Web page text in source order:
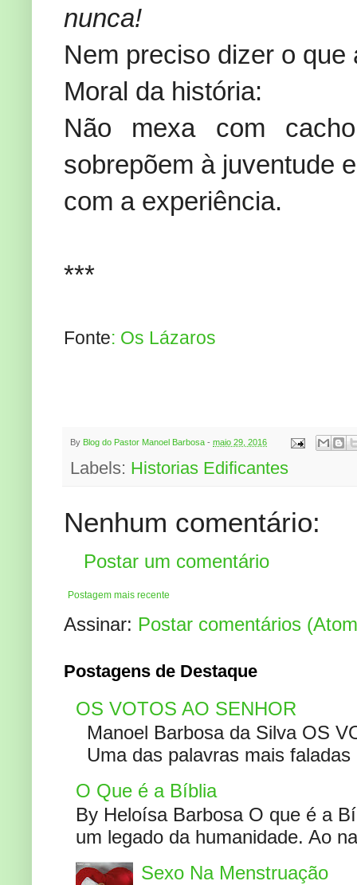
nunca!
Nem preciso dizer o
Moral da história:
Não mexa com
sobrepõem à juventude
com a experiência.
***
Fonte: Os Lázaros
By Blog do Pastor Manoel Barbosa - maio 29, 2016
Labels: Historias Edificantes
Nenhum comentário:
Postar um comentário
Postagem mais recente
Assinar: Postar comentários
Postagens de Destaque
OS VOTOS AO SENHOR
Manoel Barbosa da Silva OS
Uma das palavras mais
O Que é a Bíblia
By Heloísa Barbosa O que é a
um legado da humanidade. Ao
Sexo Na Menstruação